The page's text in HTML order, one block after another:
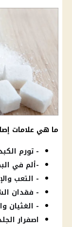
ما هي علامات
- تورم
-ألم في
- التعب
- فقدان
- الغثيان
اصفرار